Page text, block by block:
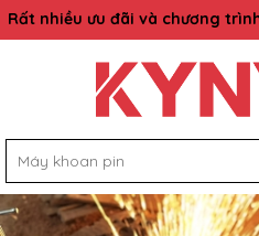
Rất nhiều ưu đãi và chương